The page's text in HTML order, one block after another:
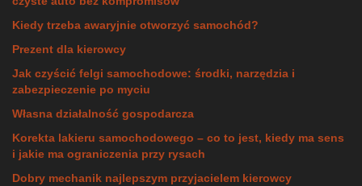
Kiedy trzeba awaryjnie otworzyć samochód?
Prezent dla kierowcy
Jak czyścić felgi samochodowe: środki, narzędzia i
zabezpieczenie po myciu
Własna działalność gospodarcza
Korekta lakieru samochodowego – co to jest, kiedy ma sens
i jakie ma ograniczenia przy rysach
Dobry mechanik najlepszym przyjacielem kierowcy